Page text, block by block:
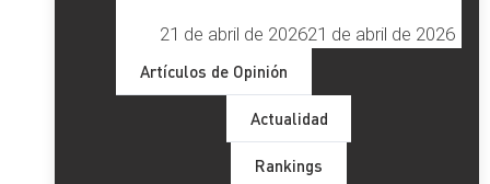
21 de abril de 202621 de abril de 2026
Artículos de Opinión
Actualidad
Rankings